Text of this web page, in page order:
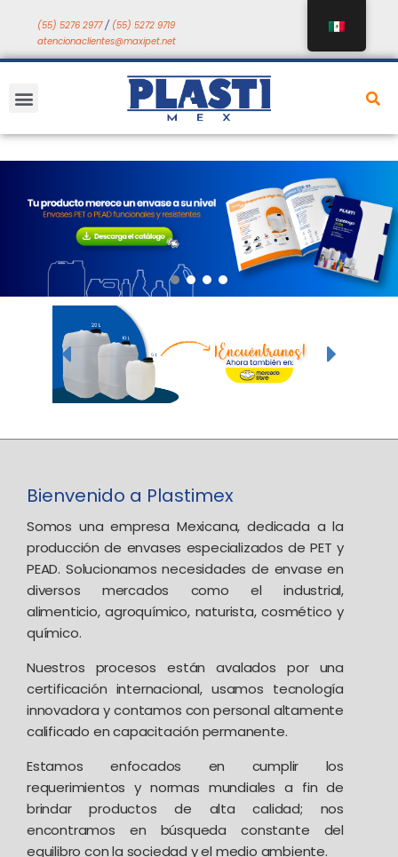
contenido
(55) 5276 2977/ (55) 5272 9719
atencionaclientes@maxipet.net
Menú
Bienvenido a Plastimex
Somos una empresa Mexicana, dedicada a la
producción de envases especializados de PET y
PEAD. Solucionamos necesidades de envase en
diversos mercados como el industrial,
alimenticio, agroquímico, naturista, cosmético y
químico.
Nuestros procesos están avalados por una
certificación internacional, usamos tecnología
innovadora y contamos con personal altamente
calificado en capacitación permanente.
Estamos enfocados en cumplir los
requerimientos y normas mundiales a fin de
brindar productos de alta calidad; nos
encontramos en búsqueda constante del
equilibro con la sociedad y el medio ambiente.